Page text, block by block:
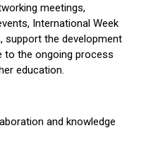
meetings,
International Week
support the development
to the ongoing process
education.
and knowledge